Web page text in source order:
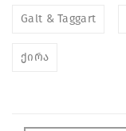
Galt & Taggart
ქირა